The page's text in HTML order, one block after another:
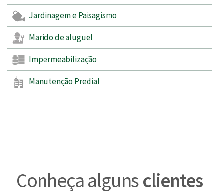
Jardinagem e Paisagismo
Marido de aluguel
Impermeabilização
Manutenção Predial
Conheça algunsclientes